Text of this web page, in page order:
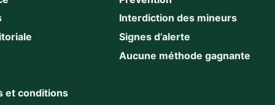
et conditions
Interdiction des mineurs
Signes d’alerte
Aucune méthode gagnante